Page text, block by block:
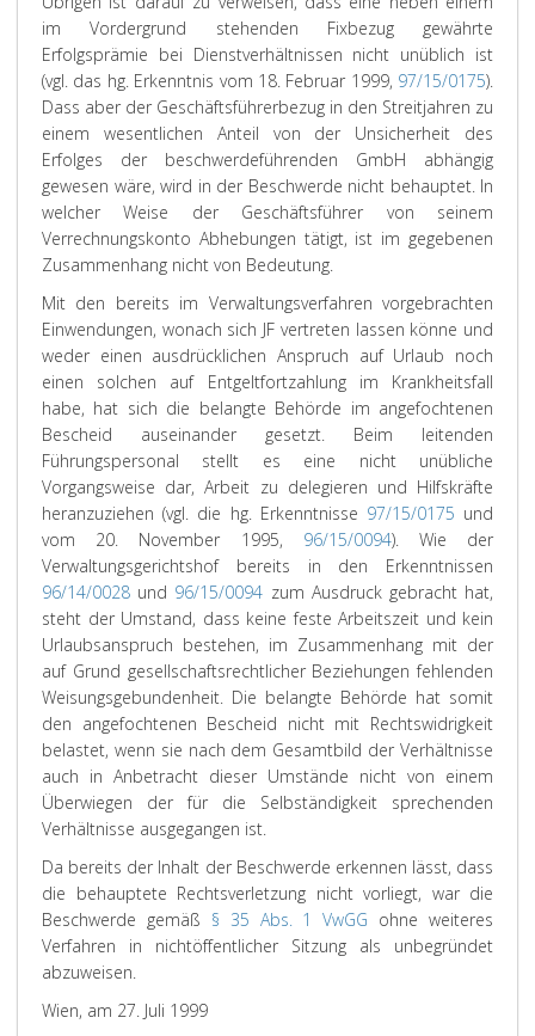
im Vordergrund stehenden Fixbezug gewährte
Erfolgsprämie bei Dienstverhältnissen nicht unüblich ist
(vgl. das hg. Erkenntnis vom 18. Februar 1999, 97/15/0175).
Dass aber der Geschäftsführerbezug in den Streitjahren zu
einem wesentlichen Anteil von der Unsicherheit des
Erfolges der beschwerdeführenden GmbH abhängig
gewesen wäre, wird in der Beschwerde nicht behauptet. In
welcher Weise der Geschäftsführer von seinem
Verrechnungskonto Abhebungen tätigt, ist im gegebenen
Zusammenhang nicht von Bedeutung.
Mit den bereits im Verwaltungsverfahren vorgebrachten
Einwendungen, wonach sich JF vertreten lassen könne und
weder einen ausdrücklichen Anspruch auf Urlaub noch
einen solchen auf Entgeltfortzahlung im Krankheitsfall
habe, hat sich die belangte Behörde im angefochtenen
Bescheid auseinander gesetzt. Beim leitenden
Führungspersonal stellt es eine nicht unübliche
Vorgangsweise dar, Arbeit zu delegieren und Hilfskräfte
heranzuziehen (vgl. die hg. Erkenntnisse 97/15/0175 und
vom 20. November 1995, 96/15/0094). Wie der
Verwaltungsgerichtshof bereits in den Erkenntnissen
96/14/0028 und 96/15/0094 zum Ausdruck gebracht hat,
steht der Umstand, dass keine feste Arbeitszeit und kein
Urlaubsanspruch bestehen, im Zusammenhang mit der
auf Grund gesellschaftsrechtlicher Beziehungen fehlenden
Weisungsgebundenheit. Die belangte Behörde hat somit
den angefochtenen Bescheid nicht mit Rechtswidrigkeit
belastet, wenn sie nach dem Gesamtbild der Verhältnisse
auch in Anbetracht dieser Umstände nicht von einem
Überwiegen der für die Selbständigkeit sprechenden
Verhältnisse ausgegangen ist.
Da bereits der Inhalt der Beschwerde erkennen lässt, dass
die behauptete Rechtsverletzung nicht vorliegt, war die
Beschwerde gemäß § 35 Abs. 1 VwGG ohne weiteres
Verfahren in nichtöffentlicher Sitzung als unbegründet
abzuweisen.
Wien, am 27. Juli 1999